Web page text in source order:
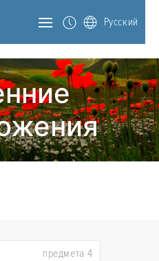
Русский
предмета 4